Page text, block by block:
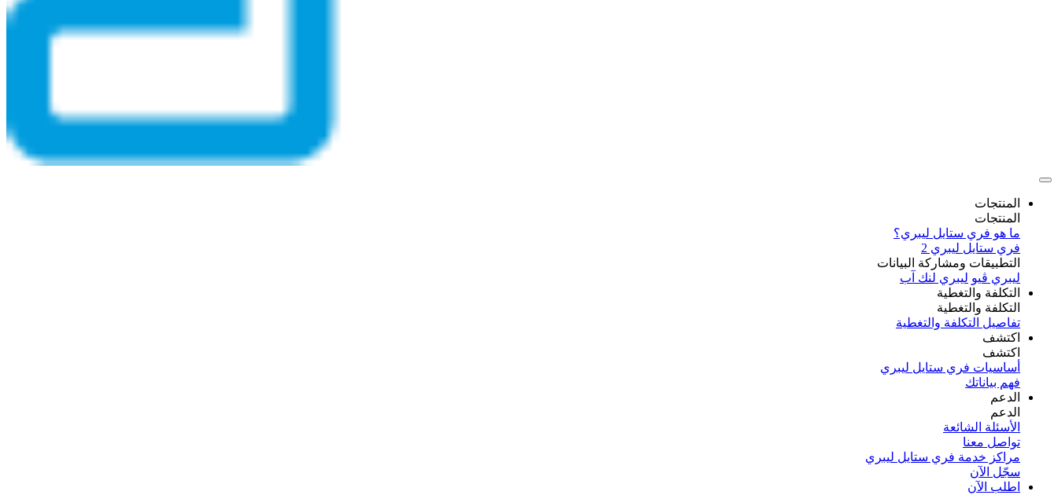
المنتجات
المنتجات
ما هو فري ستايل ليبري؟
فري ستايل ليبري 2
التطبيقات ومشاركة البيانات
ليبري ڤيو ليبري لنك آب
التكلفة والتغطية
التكلفة والتغطية
تفاصيل التكلفة والتغطية
اكتشف​
اكتشف​
أساسيات فري ستايل ليبري
فهم بياناتك
الدعم
الدعم
الأسئلة الشائعة
تواصل معنا
مراكز خدمة فري ستايل ليبري
سجّل الآن​
اطلب الآن